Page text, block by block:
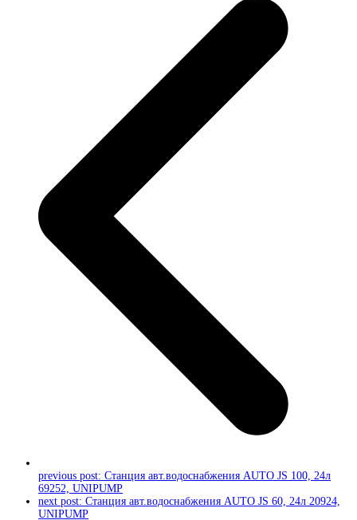
previous post: Станция авт.водоснабжения AUTO JS 100, 24л
69252, UNIPUMP
next post: Станция авт.водоснабжения AUTO JS 60, 24л 20924,
UNIPUMP